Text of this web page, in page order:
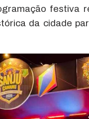
festiva
da cidade